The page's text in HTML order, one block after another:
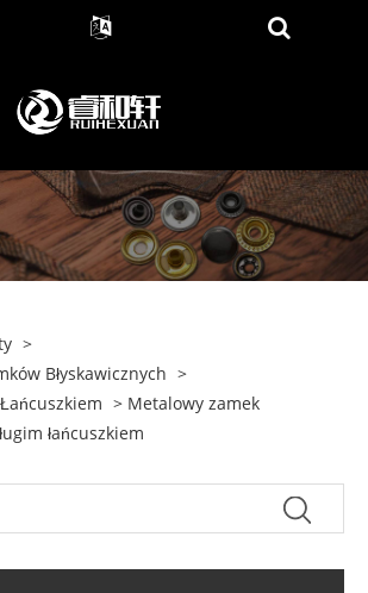
>
Błyskawicznych >
> Metalowy zamek
łańcuszkiem